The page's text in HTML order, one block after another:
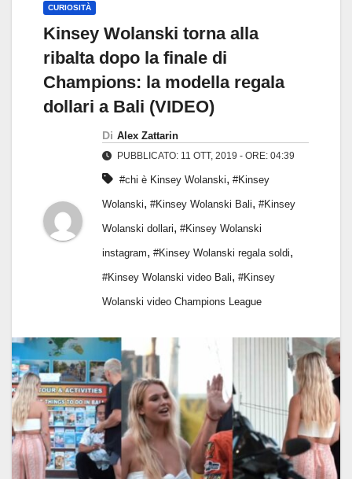
CURIOSITÀ
Kinsey Wolanski torna alla
ribalta dopo la finale di
Champions: la modella regala
dollari a Bali (VIDEO)
Di Alex Zattarin
PUBBLICATO: 11 OTT, 2019 - ORE: 04:39
#chi è Kinsey Wolanski, #Kinsey
Wolanski, #Kinsey Wolanski Bali, #Kinsey
Wolanski dollari, #Kinsey Wolanski
instagram, #Kinsey Wolanski regala soldi,
#Kinsey Wolanski video Bali, #Kinsey
Wolanski video Champions League